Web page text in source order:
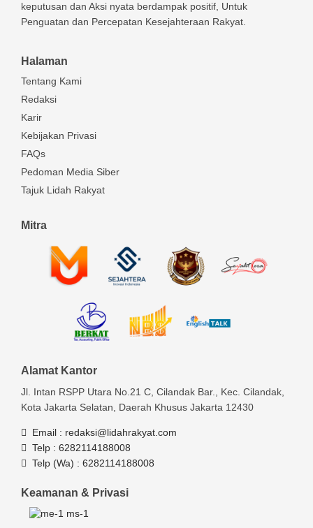
keputusan dan Aksi nyata berdampak positif, Untuk
Penguatan dan Percepatan Kesejahteraan Rakyat.
Halaman
Tentang Kami
Redaksi
Karir
Kebijakan Privasi
FAQs
Pedoman Media Siber
Tajuk Lidah Rakyat
Mitra
Alamat Kantor
Jl. Intan RSPP Utara No.21 C, Cilandak Bar., Kec. Cilandak,
Kota Jakarta Selatan, Daerah Khusus Jakarta 12430
Email : redaksi@lidahrakyat.com
Telp : 6282114188008
Telp (Wa) : 6282114188008
Keamanan & Privasi